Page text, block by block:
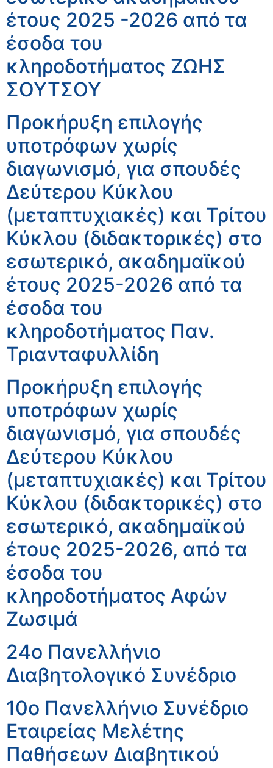
έτους 2025 -2026 από τα
έσοδα του
κληροδοτήματος ΖΩΗΣ
ΣΟΥΤΣΟΥ
Προκήρυξη επιλογής
υποτρόφων χωρίς
διαγωνισμό, για σπουδές
Δεύτερου Κύκλου
(μεταπτυχιακές) και Τρίτου
Κύκλου (διδακτορικές) στο
εσωτερικό, ακαδημαϊκού
έτους 2025-2026 από τα
έσοδα του
κληροδοτήματος Παν.
Τριανταφυλλίδη
Προκήρυξη επιλογής
υποτρόφων χωρίς
διαγωνισμό, για σπουδές
Δεύτερου Κύκλου
(μεταπτυχιακές) και Τρίτου
Κύκλου (διδακτορικές) στο
εσωτερικό, ακαδημαϊκού
έτους 2025-2026, από τα
έσοδα του
κληροδοτήματος Αφών
Ζωσιμά
24ο Πανελλήνιο
Διαβητολογικό Συνέδριο
10ο Πανελλήνιο Συνέδριο
Εταιρείας Μελέτης
Παθήσεων Διαβητικού